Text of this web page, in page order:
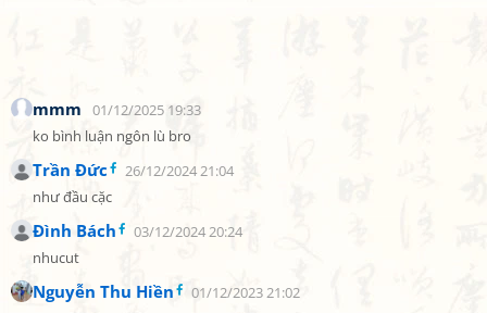
mmm
01/12/2025 19:33
ko bình luận ngôn lù bro
Trần Đức
26/12/2024 21:04
như đầu cặc
Đình Bách
03/12/2024 20:24
nhucut
Nguyễn Thu Hiền
01/12/2023 21:02